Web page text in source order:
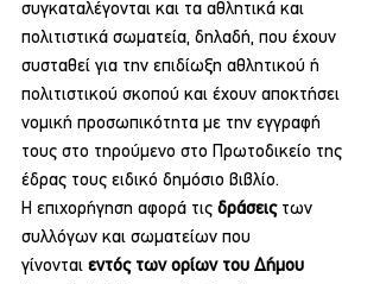
συγκαταλέγονται και τα αθλητικά και
πολιτιστικά σωματεία, δηλαδή, που έχουν
συσταθεί για την επιδίωξη αθλητικού ή
πολιτιστικού σκοπού και έχουν αποκτήσει
νομική προσωπικότητα με την εγγραφή
τους στο τηρούμενο στο Πρωτοδικείο της
έδρας τους ειδικό δημόσιο βιβλίο.
Η επιχορήγηση αφορά τις δράσεις των
συλλόγων και σωματείων που
γίνονται εντός των ορίων του Δήμου